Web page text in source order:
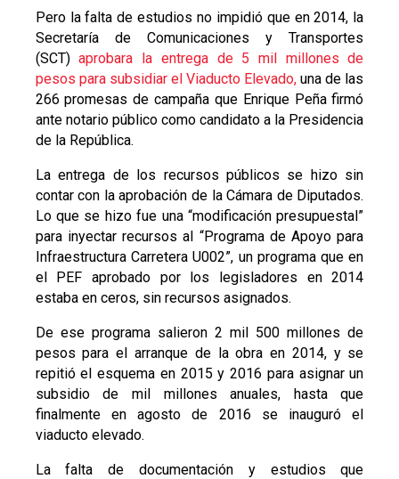
Pero la falta de estudios no impidió que en 2014, la
Secretaría de Comunicaciones y Transportes
(SCT)aprobara la entrega de 5 mil millones de
pesos para subsidiar el Viaducto Elevado, una de las
266 promesas de campaña que Enrique Peña firmó
ante notario público como candidato a la Presidencia
de la República.
La entrega de los recursos públicos se hizo sin
contar con la aprobación de la Cámara de Diputados.
Lo que se hizo fue una “modificación presupuestal”
para inyectar recursos al “Programa de Apoyo para
Infraestructura Carretera U002”, un programa que en
el PEF aprobado por los legisladores en 2014
estaba en ceros, sin recursos asignados.
De ese programa salieron 2 mil 500 millones de
pesos para el arranque de la obra en 2014, y se
repitió el esquema en 2015 y 2016 para asignar un
subsidio de mil millones anuales, hasta que
finalmente en agosto de 2016 se inauguró el
viaducto elevado.
La falta de documentación y estudios que